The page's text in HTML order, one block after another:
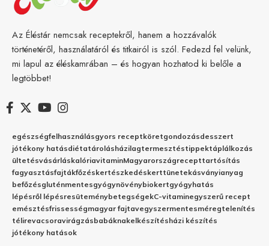
Az Éléstár nemcsak receptekről, hanem a hozzávalók
történetéről, használatáról és titkairól is szól. Fedezd fel velünk,
mi lapul az éléskamrában – és hogyan hozhatod ki belőle a
legtöbbet!
egészségfelhasználásgyors receptköretgondozásdesszert
jótékony hatásdiétatárolásházilagtermesztéstippektáplálkozás
ültetésvásárláskalóriavitaminMagyarországrecepttartósítás
fagyasztásfajtákfőzéskertészkedéskerttünetekásványianyag
befőzésgluténmentesgyógynövénybiokertgyógyhatás
lépésről lépésresüteménybetegségekC-vitaminegyszerű recept
emésztésfrissességmagyar fajtavegyszermentesméregtelenítés
télirevacsoravirágzásbabáknakelkészítésházi készítés
jótékony hatások